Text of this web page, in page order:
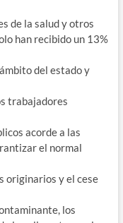
de la salud y otros
han recibido un 13%
del estado y
trabajadores
acorde a las
el normal
originarios y el cese
los